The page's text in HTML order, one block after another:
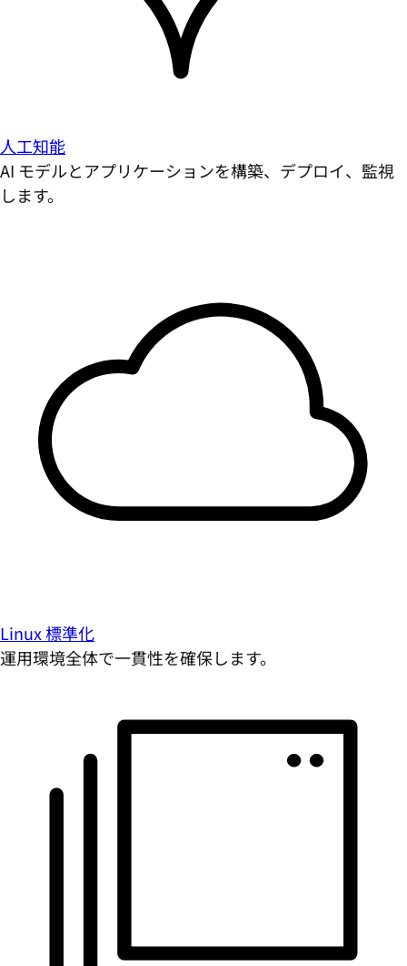
人工知能
AI モデルとアプリケーションを構築、デプロイ、監視
します。
Linux 標準化
運用環境全体で一貫性を確保します。